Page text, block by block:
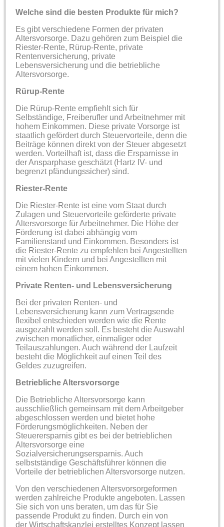
Welche sind die besten Produkte für mich?
Es gibt verschiedene Formen der privaten
Altersvorsorge. Dazu gehören zum Beispiel die
Riester-Rente, Rürup-Rente, private
Rentenversicherung, private
Lebensversicherung und die betriebliche
Altersvorsorge.
Rürup-Rente
Die Rürup-Rente empfiehlt sich für
Selbständige, Freiberufler und Arbeitnehmer mit
hohem Einkommen. Diese private Vorsorge ist
staatlich gefördert durch Steuervorteile, denn die
Beiträge können direkt von der Steuer abgesetzt
werden. Vorteilhaft ist, dass die Ersparnisse in
der Ansparphase geschätzt (Hartz IV- und
begrenzt pfändungssicher) sind.
Riester-Rente
Die Riester-Rente ist eine vom Staat durch
Zulagen und Steuervorteile geförderte private
Altersvorsorge für Arbeitnehmer. Die Höhe der
Förderung ist dabei abhängig vom
Familienstand und Einkommen. Besonders ist
die Riester-Rente zu empfehlen bei Angestellten
mit vielen Kindern und bei Angestellten mit
einem hohen Einkommen.
Private Renten- und Lebensversicherung
Bei der privaten Renten- und
Lebensversicherung kann zum Vertragsende
flexibel entschieden werden wie die Rente
ausgezahlt werden soll. Es besteht die Auswahl
zwischen monatlicher, einmaliger oder
Teilauszahlungen. Auch während der Laufzeit
besteht die Möglichkeit auf einen Teil des
Geldes zuzugreifen.
Betriebliche Altersvorsorge
Die Betriebliche Altersvorsorge kann
ausschließlich gemeinsam mit dem Arbeitgeber
abgeschlossen werden und bietet hohe
Förderungsmöglichkeiten. Neben der
Steuerersparnis gibt es bei der betrieblichen
Altersvorsorge eine
Sozialversicherungsersparnis. Auch
selbstständige Geschäftsführer können die
Vorteile der betrieblichen Altersvorsorge nutzen.
Von den verschiedenen Altersvorsorgeformen
werden zahlreiche Produkte angeboten. Lassen
Sie sich von uns beraten, um das für Sie
passende Produkt zu finden. Durch ein von
der Wirtschaftskanzlei erstelltes Konzept lassen